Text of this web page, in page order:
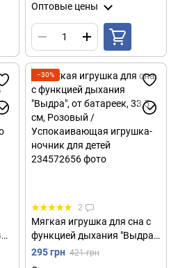
игрушечный танк с пультом
управления
Оптовые цены
−30%
2
Мягкая игрушка для сна с
функцией дыхания "Выдра",
от батареек, 33,5 см,
295 грн 421 грн